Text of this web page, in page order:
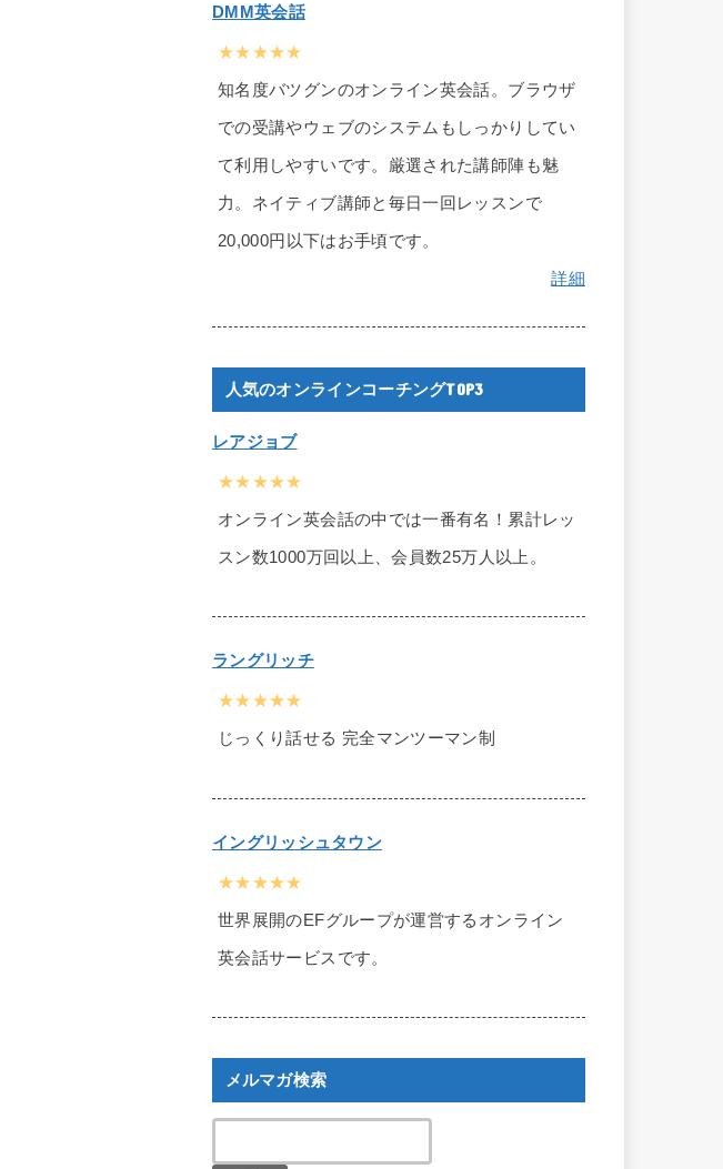
DMM英会話
★★★★★
知名度バツグンのオンライン英会話。ブラウザ
での受講やウェブのシステムもしっかりしてい
て利用しやすいです。厳選された講師陣も魅
力。ネイティブ講師と毎日一回レッスンで
20,000円以下はお手頃です。
詳細
人気のオンラインコーチングTOP3
レアジョブ
★★★★★
オンライン英会話の中では一番有名！累計レッ
スン数1000万回以上、会員数25万人以上。
ラングリッチ
★★★★★
じっくり話せる 完全マンツーマン制
イングリッシュタウン
★★★★★
世界展開のEFグループが運営するオンライン
英会話サービスです。
メルマガ検索